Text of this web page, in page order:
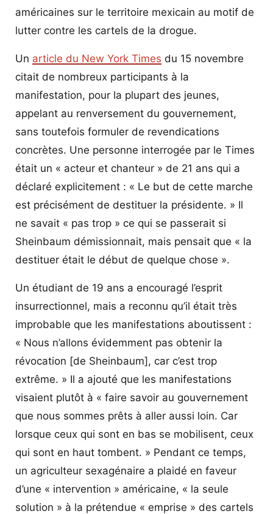
américaines sur le territoire mexicain au motif de
lutter contre les cartels de la drogue.
Un article du New York Times du 15 novembre
citait de nombreux participants à la
manifestation, pour la plupart des jeunes,
appelant au renversement du gouvernement,
sans toutefois formuler de revendications
concrètes. Une personne interrogée par le Times
était un « acteur et chanteur » de 21 ans qui a
déclaré explicitement : « Le but de cette marche
est précisément de destituer la présidente. » Il
ne savait « pas trop » ce qui se passerait si
Sheinbaum démissionnait, mais pensait que « la
destituer était le début de quelque chose ».
Un étudiant de 19 ans a encouragé l’esprit
insurrectionnel, mais a reconnu qu’il était très
improbable que les manifestations aboutissent :
« Nous n’allons évidemment pas obtenir la
révocation [de Sheinbaum], car c’est trop
extrême. » Il a ajouté que les manifestations
visaient plutôt à « faire savoir au gouvernement
que nous sommes prêts à aller aussi loin. Car
lorsque ceux qui sont en bas se mobilisent, ceux
qui sont en haut tombent. » Pendant ce temps,
un agriculteur sexagénaire a plaidé en faveur
d’une « intervention » américaine, « la seule
solution » à la prétendue « emprise » des cartels